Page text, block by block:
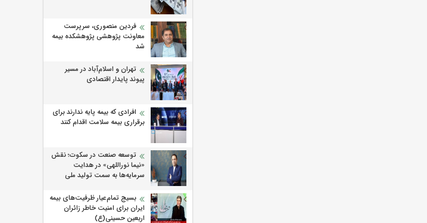
فردین منصوری، سرپرست
معاونت پژوهشی پژوهشكده بیمه
شد
تهران و اسلام‌آباد در مسیر
پیوند پایدار اقتصادی
افرادی که بیمه پایه ندارند برای
برقراری بیمه سلامت اقدام کنند
توسعه صنعت در سکوت؛ نقش
«نیما نوراللهی» در هدایت
سرمایه‌ها به سمت تولید ملی
بسیج تمام‌عیار ظرفیت‌های بیمه
ایران برای امنیت خاطر زائران
اربعین حسینی(ع)